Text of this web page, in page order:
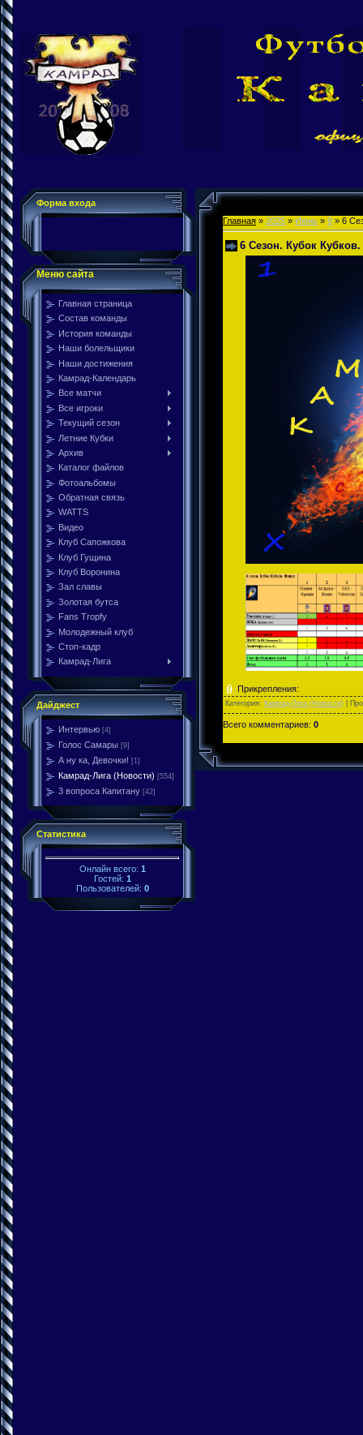
Форма входа
Меню сайта
Главная страница
Состав команды
История команды
Наши болельщики
Наши достижения
Камрад-Календарь
Все матчи
Все игроки
Текущий сезон
Летние Кубки
Архив
Каталог файлов
Фотоальбомы
Обратная связь
WATTS
Видео
Клуб Сапожкова
Клуб Гущина
Клуб Воронина
Зал славы
Золотая бутса
Fans Tropfy
Молодежный клуб
Стоп-кадр
Камрад-Лига
Дайджест
Интервью [4]
Голос Самары [9]
А ну ка, Девочки! [1]
Камрад-Лига (Новости) [554]
3 вопроса Капитану [42]
Статистика
Онлайн всего: 1
Гостей: 1
Пользователей: 0
Главная » 2025 » Июнь » 9 » 6
6 Сезон. Кубок
Прикрепления:
Категория: Камрад-Лига (Новости) |
Всего комментариев: 0